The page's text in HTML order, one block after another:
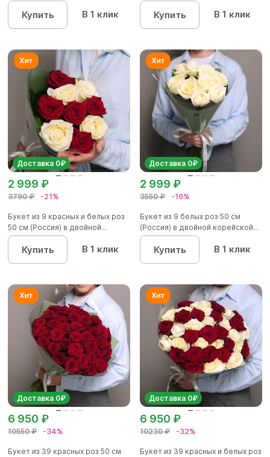
Купить В 1 клик Купить В 1 клик
Доставка 0₽
3790 ₽ -21%
2 999 ₽
Букет из 9 красных и белых роз
50 см (Россия) в двойной...
Купить В 1 клик
Доставка 0₽
3550 ₽ -16%
2 999 ₽
Букет из 9 белых роз 50 см
(Россия) в двойной корейской...
Купить В 1 клик
Доставка 0₽
10550 ₽ -34%
6 950 ₽
Букет из 39 красных роз 50 см
Доставка 0₽
10230 ₽ -32%
6 950 ₽
Букет из 39 красных и белых роз